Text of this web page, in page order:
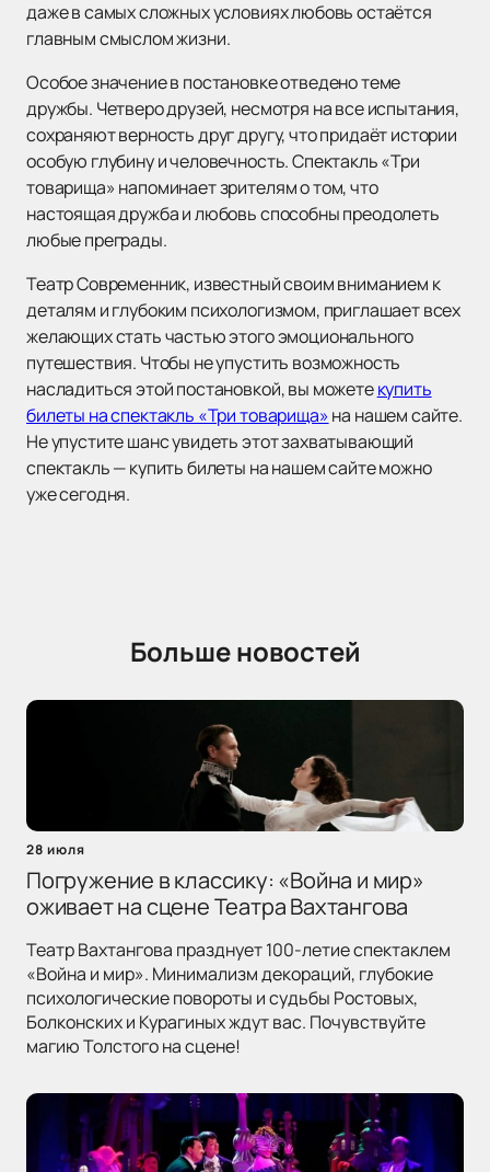
даже в самых сложных условиях любовь остаётся
главным смыслом жизни.
Особое значение в постановке отведено теме
дружбы. Четверо друзей, несмотря на все испытания,
сохраняют верность друг другу, что придаёт истории
особую глубину и человечность. Спектакль «Три
товарища» напоминает зрителям о том, что
настоящая дружба и любовь способны преодолеть
любые преграды.
Театр Современник, известный своим вниманием к
деталям и глубоким психологизмом, приглашает всех
желающих стать частью этого эмоционального
путешествия. Чтобы не упустить возможность
насладиться этой постановкой, вы можетекупить
билеты на спектакль «Три товарища»на нашем сайте.
Не упустите шанс увидеть этот захватывающий
спектакль — купить билеты на нашем сайте можно
уже сегодня.
Больше новостей
28 июля
Погружение в классику: «Война и мир»
оживает на сцене Театра Вахтангова
Театр Вахтангова празднует 100-летие спектаклем
«Война и мир». Минимализм декораций, глубокие
психологические повороты и судьбы Ростовых,
Болконских и Курагиных ждут вас. Почувствуйте
магию Толстого на сцене!